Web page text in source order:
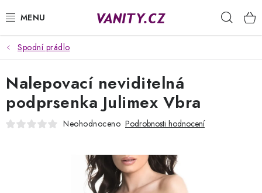
na
KABELKY
SPODNÍ PRÁDLO
PUNČOCHY
Spodní prádlo
Nalepovací neviditelná
podprsenka Julimex Vbra
Neohodnoceno Podrobnosti hodnocení